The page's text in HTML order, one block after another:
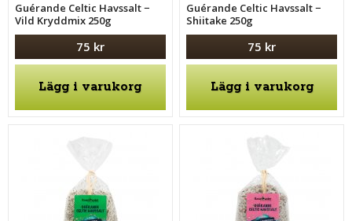
Guérande Celtic Havssalt −
Vild Kryddmix 250g
75 kr
Lägg i varukorg
Guérande Celtic Havssalt −
Shiitake 250g
75 kr
Lägg i varukorg